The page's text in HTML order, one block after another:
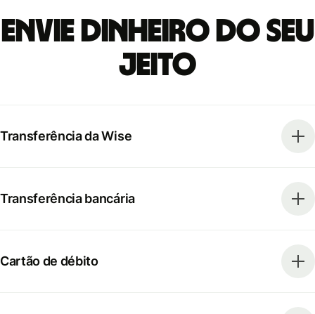
Envie dinheiro do seu
jeito
Transferência da Wise
Transferência bancária
Cartão de débito